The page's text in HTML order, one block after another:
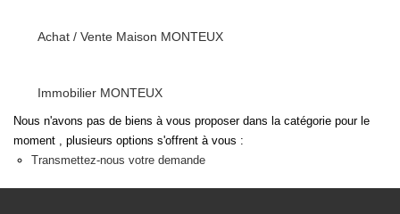
ESTIMATION
FAQ
Achat / Vente Maison MONTEUX
Immobilier MONTEUX
Nous n'avons pas de biens à vous proposer dans la catégorie pour le
moment , plusieurs options s'offrent à vous :
Transmettez-nous votre demande